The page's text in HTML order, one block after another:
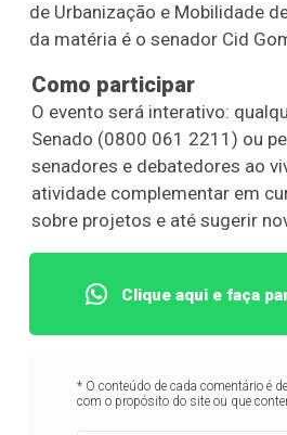
de Urbanização e Mobilidade
da matéria é o senador Cid
Como participar
O evento será interativo:
Senado (0800 061 2211) ou
senadores e debatedores ao
atividade complementar em
sobre projetos e até sugerir
Clique aqui e faça
* O conteúdo de cada comentário é
com o propósito do site ou que